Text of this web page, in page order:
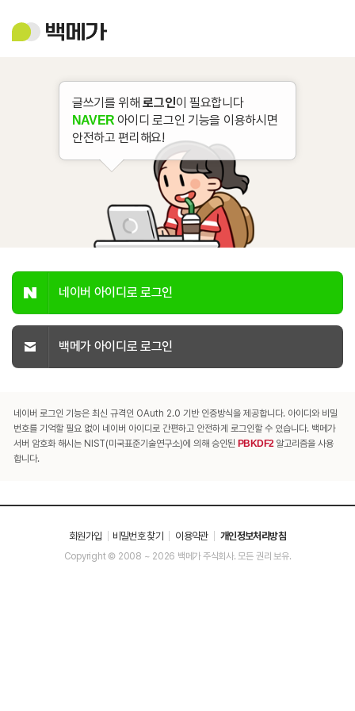
백
메
글쓰기를 위해로그인이 필요합니다
NAVER 아이디 로그인 기능을 이용하시면
안전하고 편리해요!
네이버 아이디로 로그인
백메가 아이디로 로그인
네이버 로그인 기능은 최신 규격인 OAuth 2.0 기반 인증방식을 제공합니다. 아이디와 비밀
번호를 기억할 필요 없이 네이버 아이디로 간편하고 안전하게 로그인할 수 있습니다. 백메가
서버 암호화 해시는 NIST(미국표준기술연구소)에 의해 승인된 PBKDF2알고리즘을 사용
합니다.
회원가입 비밀번호 찾기 이용약관 개인정보처리방침
Copyright © 2008 ~ 2026 백메가 주식회사. 모든 권리 보유.